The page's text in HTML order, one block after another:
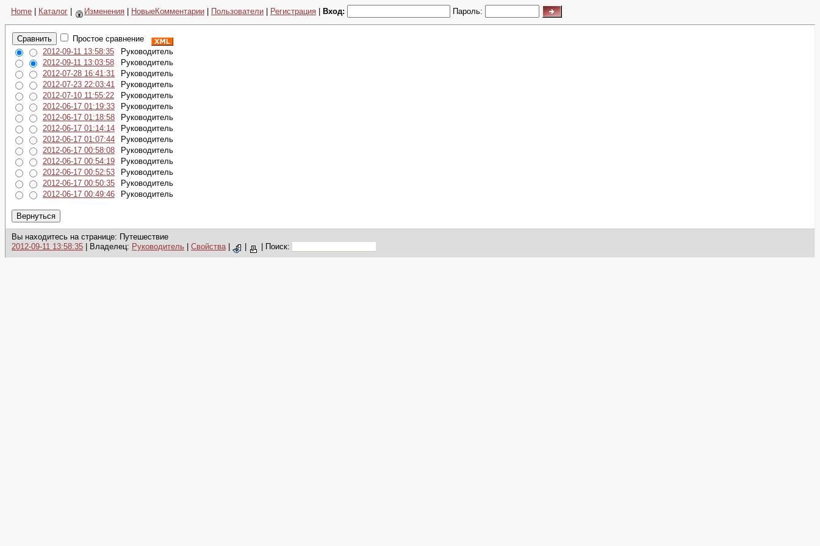
Home Каталог Изменения НовыеКомментарии Пользователи Регистрация Вход: Пароль:
Простое сравнение
2012-09-11 13:58:35
Руководитель
2012-09-11 13:03:58
Руководитель
2012-07-28 16:41:31
Руководитель
2012-07-23 22:03:41
Руководитель
2012-07-10 11:55:22
Руководитель
2012-06-17 01:19:33
Руководитель
2012-06-17 01:18:58
Руководитель
2012-06-17 01:14:14
Руководитель
2012-06-17 01:07:44
Руководитель
2012-06-17 00:58:08
Руководитель
2012-06-17 00:54:19
Руководитель
2012-06-17 00:52:53
Руководитель
2012-06-17 00:50:35
Руководитель
2012-06-17 00:49:46
Руководитель
Вы находитесь на странице: Путешествие
2012-09-11 13:58:35 | Владелец: Руководитель Свойства| Поиск: